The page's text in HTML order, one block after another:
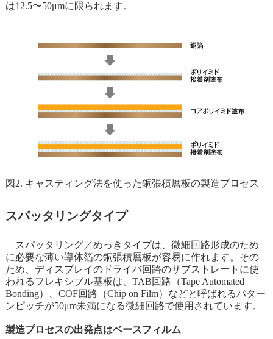
は12.5〜50μmに限られます。
図2. キャスティング法を使った銅張積層板の製造プロセス
スパッタリングタイプ
スパッタリング／めっきタイプは、微細回路形成のため
に必要な薄い導体箔の銅張積層板が容易に作れます。その
ため、ディスプレイのドライバ回路のサブストレートに使
われるフレキシブル基板は、TAB回路（Tape Automated
Bonding）、COF回路（Chip on Film）などと呼ばれるパター
ンピッチが50μm未満になる微細回路で使用されています。
製造プロセスの出発点はベースフィルム